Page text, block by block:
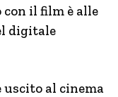
con il film è alle
digitale
uscito al cinema